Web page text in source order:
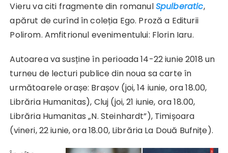
Vieru va citi fragmente din romanulSpulberatic,
apărut de curînd în coleția Ego. Proză a Editurii
Polirom. Amfitrionul evenimentului: Florin Iaru.
Autoarea va susține în perioada 14-22 iunie 2018 un
turneu de lecturi publice din noua sa carte în
următoarele orașe: Brașov (joi, 14 iunie, ora 18.00,
Librăria Humanitas), Cluj (joi, 21 iunie, ora 18.00,
Librăria Humanitas „N. Steinhardt”), Timișoara
(vineri, 22 iunie, ora 18.00, Librăria La Două Bufnițe).